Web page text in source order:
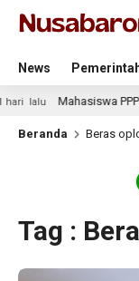
News
lalu Mahasiswa
Beranda Beras
Tag :